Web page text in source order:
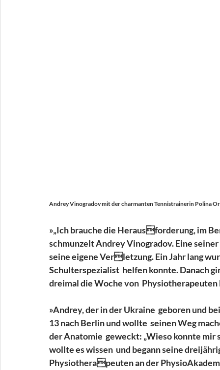
Andrey Vinogradov mit der charmanten Tennistrainerin Polina
»„Ich brauche die Herausforderung, im
schmunzelt Andrey Vinogradov. Eine
seine eigene Verletzung. Ein Jahr lang
Schulterspezialist  helfen konnte. Danach
dreimal die Woche von
»Andrey, der in der Ukraine  geboren und
13 nach Berlin und wollte  seinen Weg
der Anatomie  geweckt: „Wieso konnte mir
wollte es wissen  und begann seine
Physiotherapeuten an der